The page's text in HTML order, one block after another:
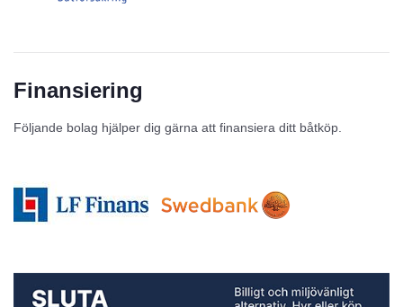
Finansiering
Följande bolag hjälper dig gärna att finansiera ditt båtköp.